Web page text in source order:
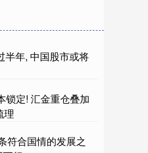
半年, 中国股市或将
锁定! 汇金重仓叠加
理
符合国情的发展之